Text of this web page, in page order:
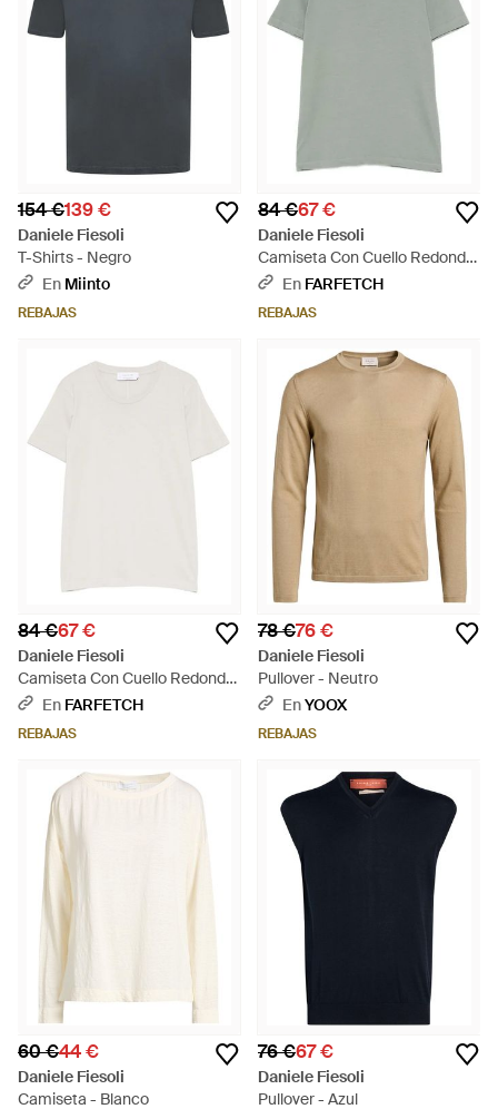
154 €139 €
Daniele Fiesoli
T-Shirts - Negro
En Miinto
REBAJAS
84 €67 €
Daniele Fiesoli
Camiseta Con Cuello Redondo
- Verde
En FARFETCH
REBAJAS
84 €67 €
Daniele Fiesoli
Camiseta Con Cuello Redondo
- Blanco
En FARFETCH
REBAJAS
78 €76 €
Daniele Fiesoli
Pullover - Neutro
EnYOOX
REBAJAS
60 €44 €
Daniele Fiesoli
Camiseta - Blanco
76 €67 €
Daniele Fiesoli
Pullover - Azul